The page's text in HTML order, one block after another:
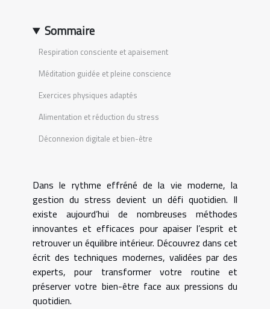
Sommaire
Respiration consciente et apaisement
Méditation guidée et pleine conscience
Exercices physiques adaptés
Alimentation et réduction du stress
Déconnexion digitale et bien-être
Dans le rythme effréné de la vie moderne, la
gestion du stress devient un défi quotidien. Il
existe aujourd’hui de nombreuses méthodes
innovantes et efficaces pour apaiser l’esprit et
retrouver un équilibre intérieur. Découvrez dans cet
écrit des techniques modernes, validées par des
experts, pour transformer votre routine et
préserver votre bien-être face aux pressions du
quotidien.